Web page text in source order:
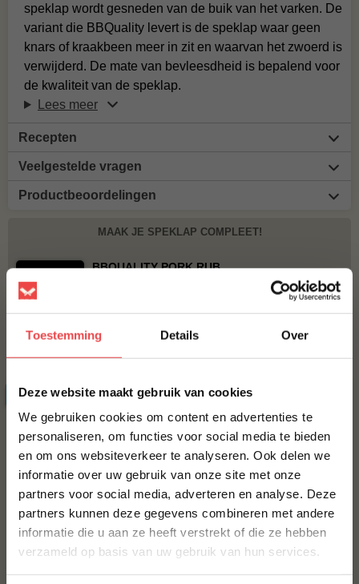
Toestemming Details Over
Deze website maakt gebruik van cookies
We gebruiken cookies om content en advertenties te
personaliseren, om functies voor social media te bieden
en om ons websiteverkeer te analyseren. Ook delen we
informatie over uw gebruik van onze site met onze
partners voor social media, adverteren en analyse. Deze
partners kunnen deze gegevens combineren met andere
informatie die u aan ze heeft verstrekt of die ze hebben
verzameld op basis van uw gebruik van hun services.
speklap wordt gesneden van de buik van het varken. De
variant die BBQuality levert is de speklap waar geen
knars of kraakbeen meer in zit en waarvan het zwoerd is
verwijderd. De mate van bevleesdheid is bepalend voor
de kwaliteit van de speklap.
Lees meer
Recepten
Veelgestelde vragen
Productbeoordelingen
MAAK JE SPEKLAP COMPLEET!
BBQUALITY PORK RUB
€ 9,95
ACTIE 6 halen, 5 betalen
Angus burger, 6 halen 5
betalen
(21 )
SPAARTOPPER
Varkensschnitzel
(10)
10% korting op je
eerste bestelling*
Schrijf je in voor onze nieuwsbrief en ontvang direct
10% korting op jouw eerste bestelling.
VOORNAAM